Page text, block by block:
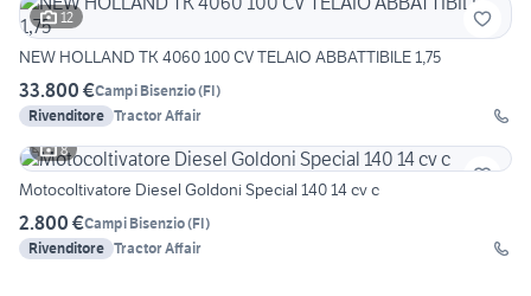
12
NEW HOLLAND TK 4060 100 CV TELAIO ABBATTIBILE 1,75
33.800 €Campi Bisenzio(FI)
Rivenditore Tractor Affair
8
Motocoltivatore Diesel Goldoni Special 140 14 cv c
2.800 €Campi Bisenzio(FI)
Rivenditore Tractor Affair